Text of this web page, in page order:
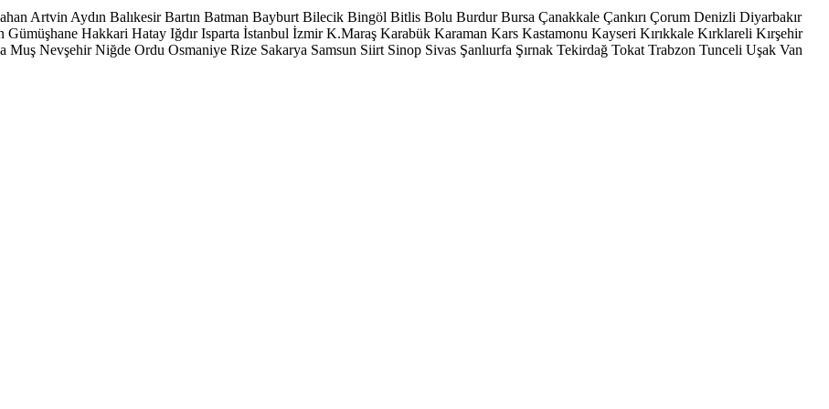
Artvin Aydın Balıkesir Bartın Batman Bayburt Bilecik Bingöl Bitlis Bolu Burdur Bursa Çanakkale Çankırı Çorum Denizli Diyarbakır
Gümüşhane Hakkari Hatay Iğdır Isparta İstanbul İzmir K.Maraş Karabük Karaman Kars Kastamonu Kayseri Kırıkkale Kırklareli Kırşehir
Muş Nevşehir Niğde Ordu Osmaniye Rize Sakarya Samsun Siirt Sinop Sivas Şanlıurfa Şırnak Tekirdağ Tokat Trabzon Tunceli Uşak Van